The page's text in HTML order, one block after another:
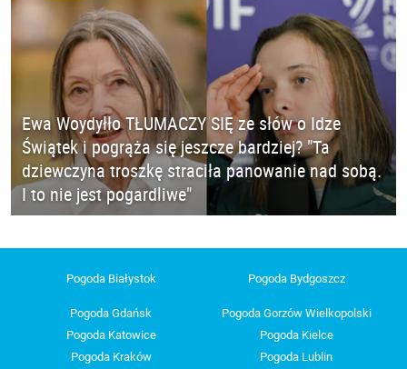
Ewa Woydyłło TŁUMACZY SIĘ ze słów o Idze
Świątek i pogrąża się jeszcze bardziej? "Ta
dziewczyna troszkę straciła panowanie nad sobą.
I to nie jest pogardliwe"
Pogoda Białystok Pogoda Bydgoszcz
Pogoda Gdańsk
Pogoda Gorzów Wielkopolski
Pogoda Katowice
Pogoda Kielce
Pogoda Kraków
Pogoda Lublin